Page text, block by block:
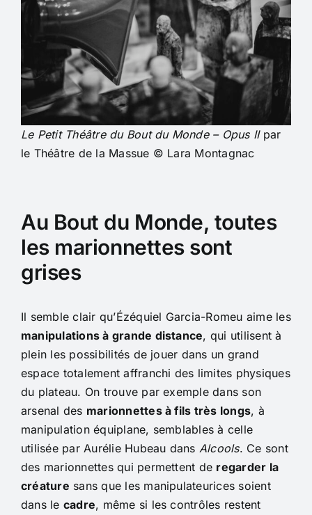
Le Petit Théâtre du Bout du Monde – Opus IIpar
le Théâtre de la Massue © Lara Montagnac
Au Bout du Monde, toutes
les marionnettes sont
grises
Il semble clair qu’Ézéquiel Garcia-Romeu aime les
manipulations à grande distance, qui utilisent à
plein les possibilités de jouer dans un grand
espace totalement affranchi des limites physiques
du plateau. On trouve par exemple dans son
arsenal des marionnettes à fils très longs, à
manipulation équiplane, semblables à celle
utilisée par Aurélie Hubeau dans Alcools. Ce sont
des marionnettes qui permettent de regarder la
créature sans que les manipulateurices soient
dans le cadre, même si les contrôles restent